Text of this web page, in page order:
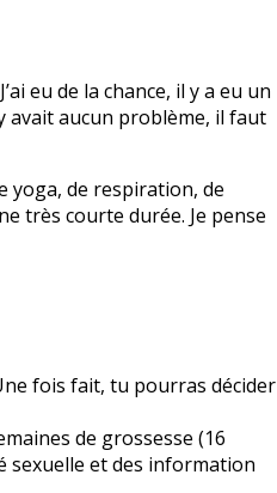
eu de la chance, il y a eu un
avait aucun problème, il faut
yoga, de respiration, de
très courte durée. Je pense
fois fait, tu pourras décider
de grossesse (16
sexuelle et des information